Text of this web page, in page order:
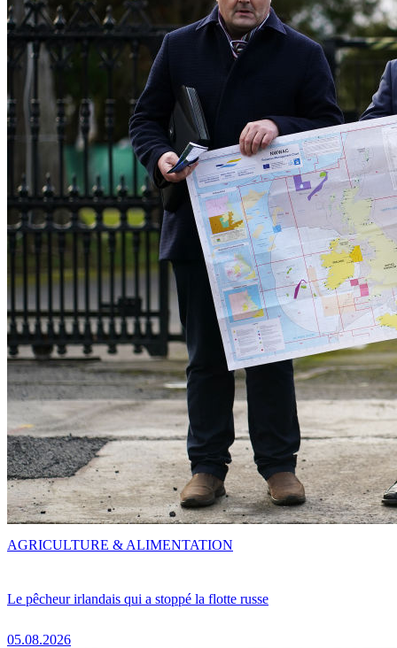
Le pêcheur irlandais qui a stoppé la flotte russe
05.08.2026
AGRICULTURE & ALIMENTATION